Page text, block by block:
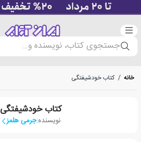
دسته‌بندی
جستجوی کتاب، نویسنده و...
خانه / کتاب خودشیفتگی
کتاب خودشیفتگی
نویسنده:جرمی هلمز